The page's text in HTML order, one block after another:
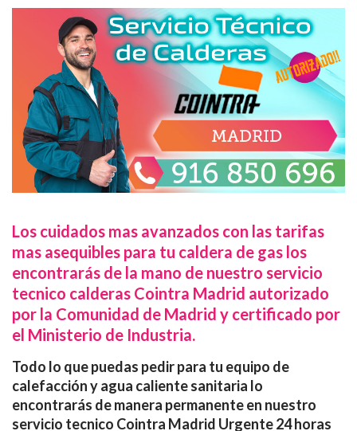
Los cuidados mas avanzados con las tarifas
mas asequibles para tu caldera de gas los
encontrarás de la mano de nuestro servicio
tecnico calderas Cointra Madrid autorizado
por la Comunidad de Madrid y certificado por
el Ministerio de Industria.
Todo lo que puedas pedir para tu equipo de
calefacción y agua caliente sanitaria lo
encontrarás de manera permanente en nuestro
servicio tecnico Cointra Madrid Urgente 24 horas